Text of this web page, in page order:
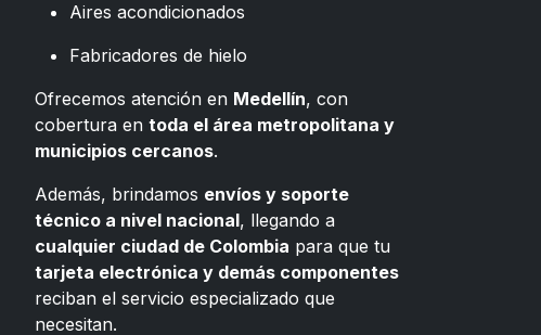
Aires acondicionados
Fabricadores de hielo
Ofrecemos atención en Medellín, con
cobertura en toda el área metropolitana y
municipios cercanos.
Además, brindamos envíos y soporte
técnico a nivel nacional, llegando a
cualquier ciudad de Colombia para que tu
tarjeta electrónica y demás componentes
reciban el servicio especializado que
necesitan.